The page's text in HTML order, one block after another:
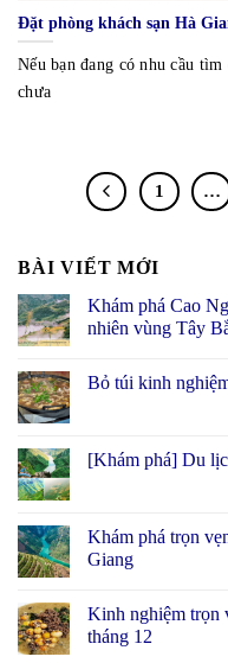
Đặt phòng khách sạn Hà
Nếu bạn đang có nhu cầu
chưa
1 …
BÀI VIẾT MỚI
Khám phá Cao
nhiên vùng Tây
Bỏ túi kinh
[Khám phá] Du
Khám phá trọn
Giang
Kinh nghiệm trọn
tháng 12